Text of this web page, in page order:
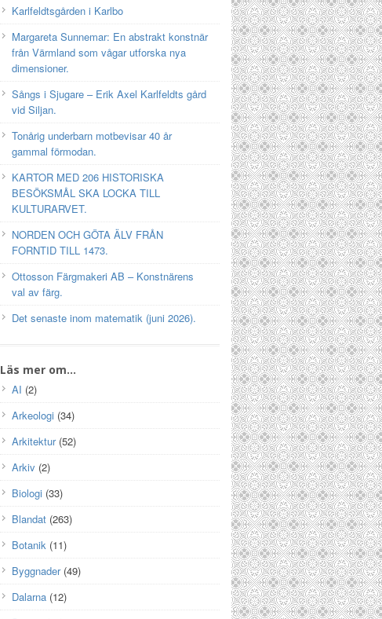
Karlfeldtsgården i Karlbo
Margareta Sunnemar: En abstrakt konstnär
från Värmland som vågar utforska nya
dimensioner.
Sångs i Sjugare – Erik Axel Karlfeldts gård
vid Siljan.
Tonårig underbarn motbevisar 40 år
gammal förmodan.
KARTOR MED 206 HISTORISKA
BESÖKSMÅL SKA LOCKA TILL
KULTURARVET.
NORDEN OCH GÖTA ÄLV FRÅN
FORNTID TILL 1473.
Ottosson Färgmakeri AB – Konstnärens
val av färg.
Det senaste inom matematik (juni 2026).
Läs mer om…
AI (2)
Arkeologi (34)
Arkitektur(52)
Arkiv (2)
Biologi (33)
Blandat (263)
Botanik (11)
Byggnader(49)
Dalarna (12)